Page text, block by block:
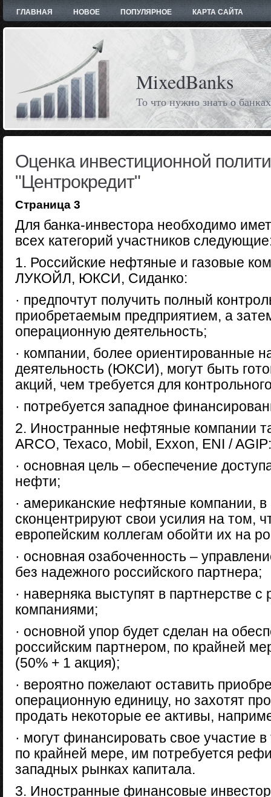
ГЛАВНАЯ НОВОЕ ПОПУЛЯРНОЕ КАРТА САЙТА
MixedBanks
То что нужно знать о банках
Оценка инвестиционной
"Центрокредит"
Страница 3
Для банка-инвестора необходимо
всех категорий участников
1. Российские нефтяные и газовые
ЛУКОЙЛ, ЮКСИ, Сиданко:
· предпочтут получить полный
приобретаемым предприятием, а
операционную деятельность;
· компании, более ориентированные
деятельность (ЮКСИ), могут быть
акций, чем требуется для
· потребуется западное
2. Иностранные нефтяные компании
ARCO, Texaco, Mobil, Exxon, ENI / AGIP:
· основная цель – обеспечение
нефти;
· американские нефтяные компании, в
сконцентрируют свои усилия на том,
европейским коллегам обойти их на
· основная озабоченность –
без надежного российского партнера;
· наверняка выступят в партнерстве
компаниями;
· основной упор будет сделан на
российским партнером, по крайней
(50% + 1 акция);
· вероятно пожелают оставить
операционную единицу, но захотят
продать некоторые ее активы,
· могут финансировать свое участие
по крайней мере, им потребуется
западных рынках капитала.
3. Иностранные финансовые